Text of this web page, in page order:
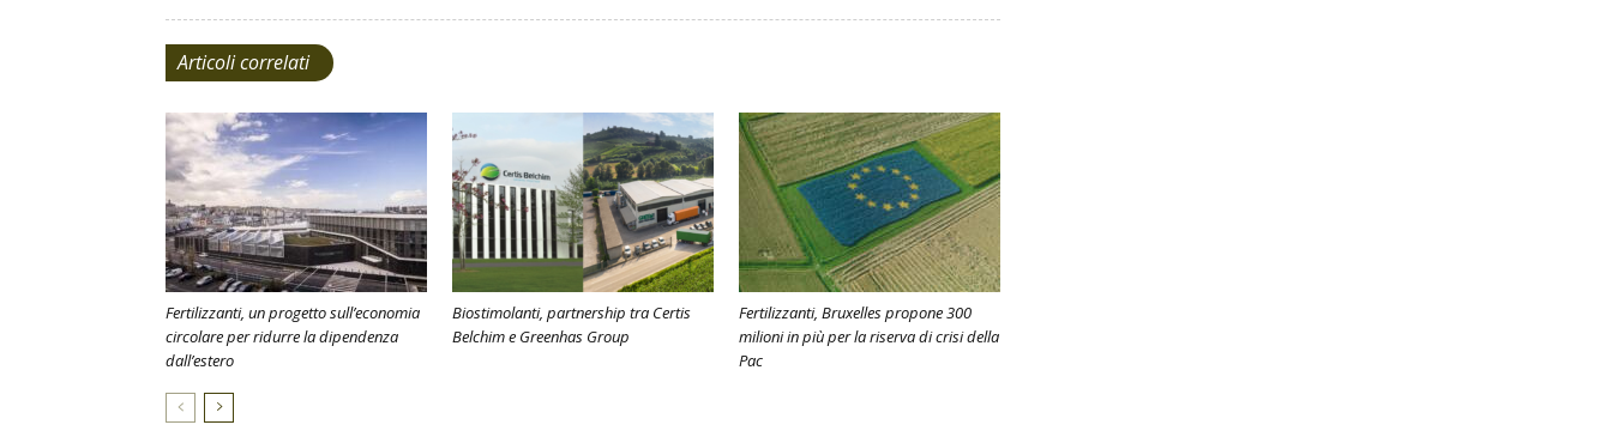
Articoli correlati
Fertilizzanti, un progetto sull’economia
circolare per ridurre la dipendenza
dall’estero
Biostimolanti, partnership tra Certis
Belchim e Greenhas Group
Fertilizzanti, Bruxelles propone 300
milioni in più per la riserva di crisi della
Pac